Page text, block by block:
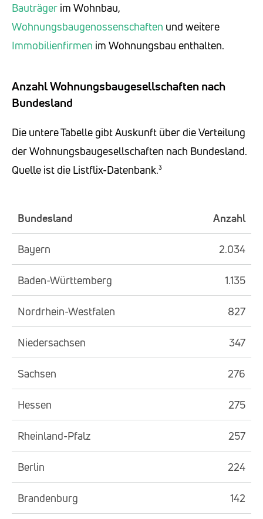
Bauträger im Wohnbau,
Wohnungsbaugenossenschaften und weitere
Immobilienfirmen im Wohnungsbau enthalten.
Anzahl Wohnungsbaugesellschaften nach
Bundesland
Die untere Tabelle gibt Auskunft über die Verteilung
der Wohnungsbaugesellschaften nach Bundesland.
Quelle ist die Listflix-Datenbank.³
Bundesland Anzahl
Bayern 2.034
Baden-Württemberg 1.135
Nordrhein-Westfalen 827
Niedersachsen 347
Sachsen 276
Hessen 275
Rheinland-Pfalz 257
Berlin 224
Brandenburg 142